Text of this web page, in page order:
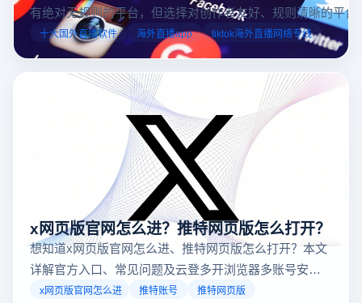
有绝对无规则的平台，但选择对创作者友好、规则清晰的平台
业工具规避风险，能显著降低封号概率。以下推荐十大国外
台，并结合云登多开浏览器的功能，详解如何安全高效运营。
十大国外直播软件 海外直播app tiktok海外直播网络专线
x网页版官网怎么进？推特网页版怎么打开？
想知道x网页版官网怎么进、推特网页版怎么打开？本文
详解官方入口、常见问题及云登多开浏览器多账号安全
访问方案，助你稳定登录高效运营。
x网页版官网怎么进 推特账号 推特网页版